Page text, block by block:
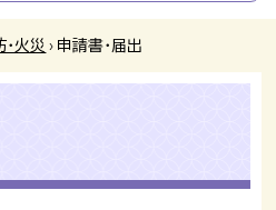
・火災 › 申請書・届出